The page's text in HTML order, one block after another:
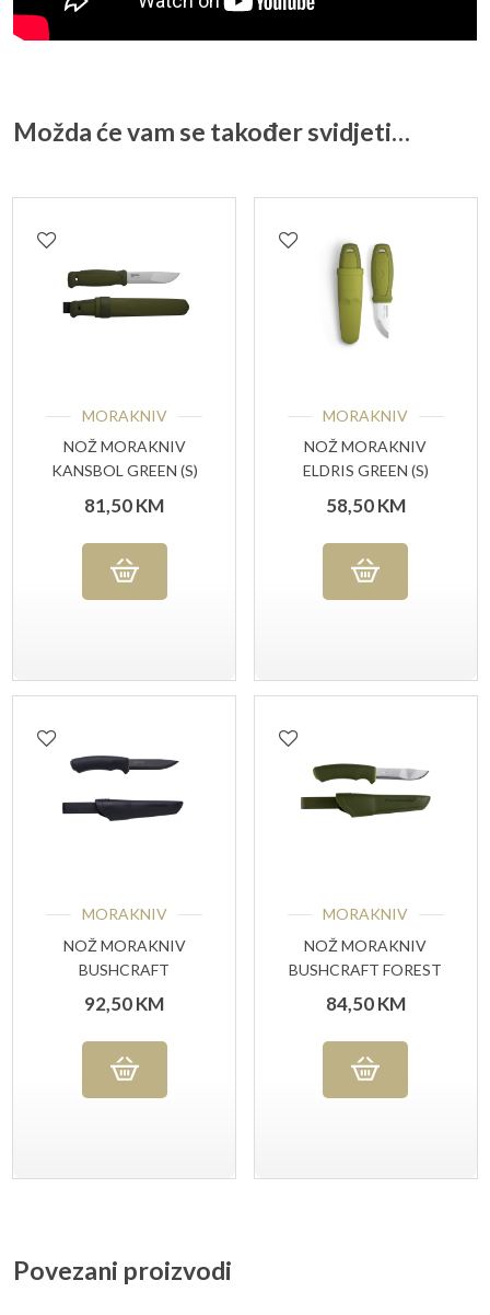
Možda će vam se također svidjeti…
MORAKNIV
NOŽ MORAKNIV
KANSBOL GREEN (S)
81,50KM
MORAKNIV
NOŽ MORAKNIV
ELDRIS GREEN (S)
58,50KM
MORAKNIV
NOŽ MORAKNIV
BUSHCRAFT
BLACKBLADE™
92,50KM
MORAKNIV
NOŽ MORAKNIV
BUSHCRAFT FOREST
(S)
84,50KM
Povezani proizvodi